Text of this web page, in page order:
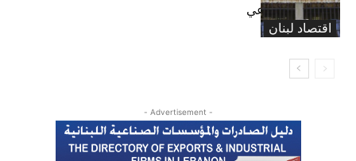
اقتصاد لبنان
الضمان الاجتماعي
- Advertisement -